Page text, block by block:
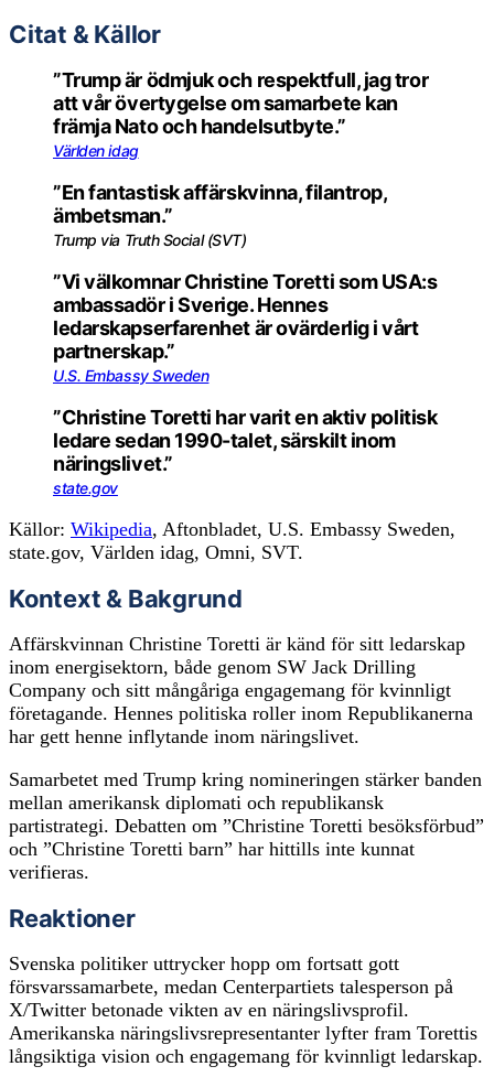
Citat & Källor
”Trump är ödmjuk och respektfull, jag tror
att vår övertygelse om samarbete kan
främja Nato och handelsutbyte.”
Världen idag
”En fantastisk affärskvinna, filantrop,
ämbetsman.”
Trump via Truth Social (SVT)
”Vi välkomnar Christine Toretti som USA:s
ambassadör i Sverige. Hennes
ledarskapserfarenhet är ovärderlig i vårt
partnerskap.”
U.S. Embassy Sweden
”Christine Toretti har varit en aktiv politisk
ledare sedan 1990-talet, särskilt inom
näringslivet.”
state.gov
Källor: Wikipedia, Aftonbladet, U.S. Embassy Sweden,
state.gov, Världen idag, Omni, SVT.
Kontext & Bakgrund
Affärskvinnan Christine Toretti är känd för sitt ledarskap
inom energisektorn, både genom SW Jack Drilling
Company och sitt mångåriga engagemang för kvinnligt
företagande. Hennes politiska roller inom Republikanerna
har gett henne inflytande inom näringslivet.
Samarbetet med Trump kring nomineringen stärker banden
mellan amerikansk diplomati och republikansk
partistrategi. Debatten om ”Christine Toretti besöksförbud”
och ”Christine Toretti barn” har hittills inte kunnat
verifieras.
Reaktioner
Svenska politiker uttrycker hopp om fortsatt gott
försvarssamarbete, medan Centerpartiets talesperson på
X/Twitter betonade vikten av en näringslivsprofil.
Amerikanska näringslivsrepresentanter lyfter fram Torettis
långsiktiga vision och engagemang för kvinnligt ledarskap.